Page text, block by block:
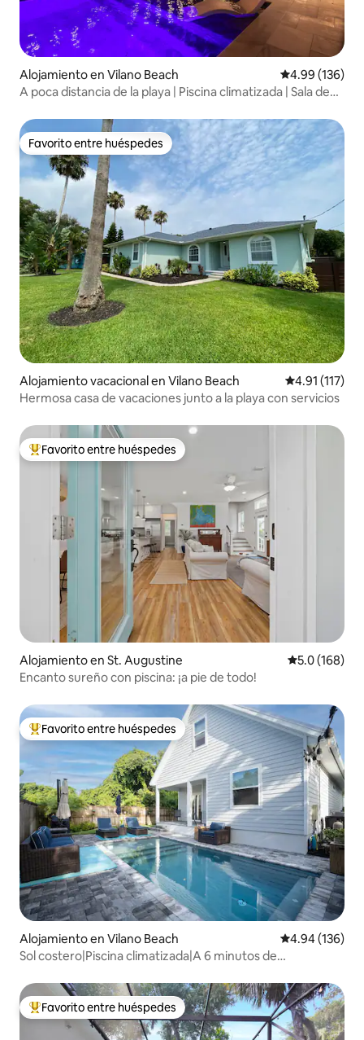
Alojamiento en Vilano Beach Calificación
4.99 (136)
A poca distancia de la playa | Piscina climatizada | Sala de
Favorito entre huéspedes
Favorito entre huéspedes
Alojamiento vacacional en Vilano Beach Calificación
4.91 (117)
Hermosa casa de vacaciones junto a la playa con servicios
Favorito entre huéspedes preferido
Favorito entre huéspedes
Alojamiento en St. Augustine Calificación
5.0 (168)
Encanto sureño con piscina: ¡a pie de todo!
Favorito entre huéspedes preferido
Favorito entre huéspedes
Alojamiento en Vilano Beach Calificación
4.94 (136)
Sol costero|Piscina climatizada|A 6 minutos de
Favorito entre huéspedes preferido
Favorito entre huéspedes